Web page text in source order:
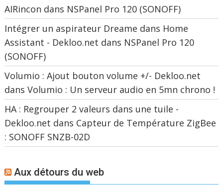
AIRincon dans NSPanel Pro 120 (SONOFF)
Intégrer un aspirateur Dreame dans Home
Assistant - Dekloo.net dans NSPanel Pro 120
(SONOFF)
Volumio : Ajout bouton volume +/- Dekloo.net
dansVolumio : Un serveur audio en 5mn chrono !
HA : Regrouper 2 valeurs dans une tuile -
Dekloo.net dans Capteur de Température ZigBee
: SONOFF SNZB-02D
Aux détours du web